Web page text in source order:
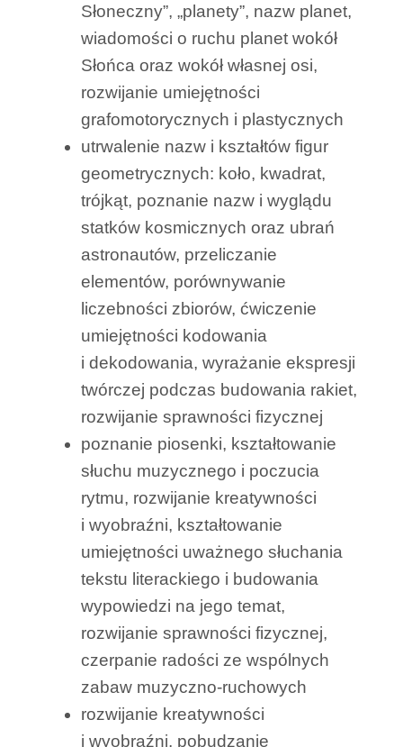
Słoneczny”, „planety”, nazw planet,
wiadomości o ruchu planet wokół
Słońca oraz wokół własnej osi,
rozwijanie umiejętności
grafomotorycznych i plastycznych
utrwalenie nazw i kształtów figur
geometrycznych: koło, kwadrat,
trójkąt, poznanie nazw i wyglądu
statków kosmicznych oraz ubrań
astronautów, przeliczanie
elementów, porównywanie
liczebności zbiorów, ćwiczenie
umiejętności kodowania
i dekodowania, wyrażanie ekspresji
twórczej podczas budowania rakiet,
rozwijanie sprawności fizycznej
poznanie piosenki, kształtowanie
słuchu muzycznego i poczucia
rytmu, rozwijanie kreatywności
i wyobraźni, kształtowanie
umiejętności uważnego słuchania
tekstu literackiego i budowania
wypowiedzi na jego temat,
rozwijanie sprawności fizycznej,
czerpanie radości ze wspólnych
zabaw muzyczno-ruchowych
rozwijanie kreatywności
i wyobraźni, pobudzanie